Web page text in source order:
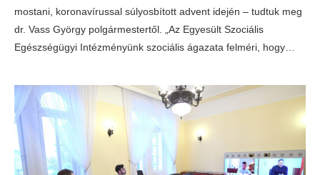
mostani, koronavírussal súlyosbított advent idején – tudtuk meg
dr. Vass György polgármestertől. „Az Egyesült Szociális
Egészségügyi Intézményünk szociális ágazata felméri, hogy…